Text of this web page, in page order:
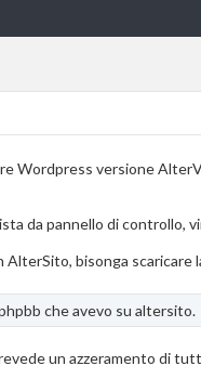
Wordpress versione
da pannello di controllo,
bisonga
che avevo su altersito.
un azzeramento di